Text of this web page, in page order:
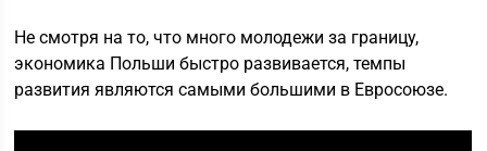
Не смотря на то, что много молодежи за границу,
экономика Польши быстро развивается, темпы
развития являются самыми большими в Евросоюзе.